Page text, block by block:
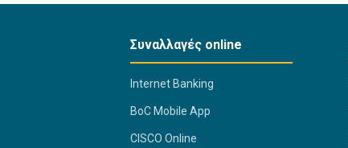
Συναλλαγές online
Internet Banking
BoC Mobile App
CISCO Online